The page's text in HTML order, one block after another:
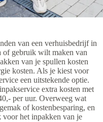
van een verhuisbedrijf in
of gebruik wilt maken van
van je spullen kosten
kosten. Als je kiest voor
een uitstekende optie.
extra kosten met
per uur. Overweeg wat
of kostenbesparing, en
voor het inpakken van je